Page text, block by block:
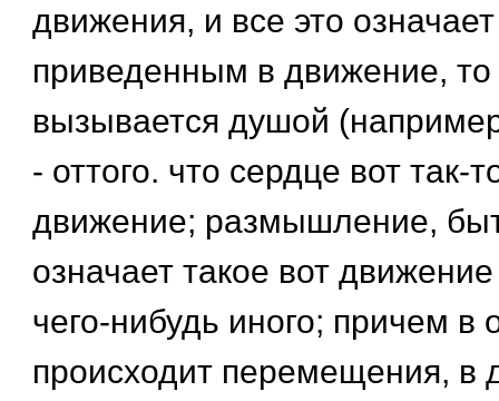
движения, и все это
приведенным в движение,
вызывается душой
- оттого. что сердце вот так-
движение; размышление,
означает такое вот
чего-нибудь иного; причем в
происходит перемещения, в